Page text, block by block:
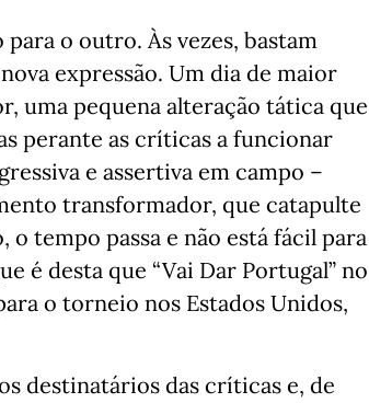
o outro. Às vezes, bastam
expressão. Um dia de maior
uma pequena alteração tática que
perante as críticas a funcionar
e assertiva em campo –
transformador, que catapulte
tempo passa e não está fácil para
é desta que “Vai Dar Portugal” no
o torneio nos Estados Unidos,
destinatários das críticas e, de